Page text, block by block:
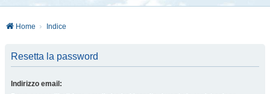
Home Indice
Resetta la password
Indirizzo email: